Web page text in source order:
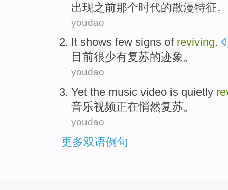
出现之前那个时代的散漫特征。
youdao
It shows few signs of reviving.
目前很少有复苏的迹象。
youdao
Yet the music video is quietly
音乐视频正在悄然复苏。
youdao
更多双语例句